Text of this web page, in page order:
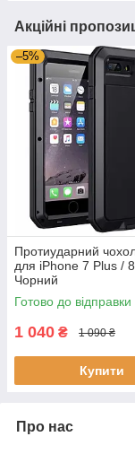
Акційні
–5%
Протиударний
для iPhone 7 Plus /
Чорний
Готово до відправки
1 040 ₴ 1 090 ₴
Купити
Про нас